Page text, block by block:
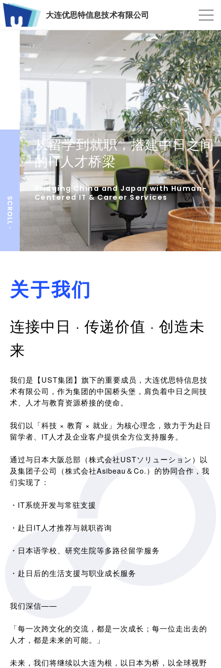
大连优思特信息技术有限公司
从留学到就职，搭建中日之间
的IT人才桥梁
Bridging China and Japan with Human-
Centered IT & Career Services
关于我们
连接中日 · 传递价值 · 创造未
来
我们是【UST集团】旗下的重要成员，大连优思特信息技
术有限公司，作为集团的中国桥头堡，肩负着中日之间技
术、人才与教育资源桥接的使命。
我们以「科技 × 教育 × 就业」为核心理念，致力于为赴日
留学者、IT人才及企业客户提供全方位支持服务。
通过与日本大阪总部（株式会社USTソリューション）以
及集团子公司（株式会社Asibeau＆Co.）的协同合作，我
们实现了：
・IT系统开发与常驻支援
・赴日IT人才推荐与就职咨询
・日本语学校、研究生院等多路径留学服务
・赴日后的生活支援与职业成长服务
我们深信——
「每一次跨文化的交流，都是一次成长；每一位走出去的
人才，都是未来的可能。」
未来，我们将继续以大连为根，以日本为桥，以全球视野